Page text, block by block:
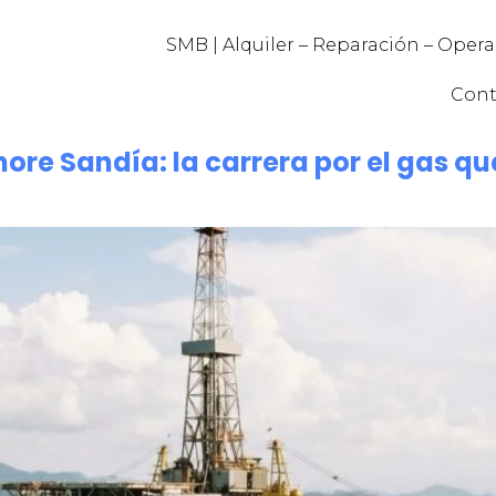
SMB | Alquiler – Reparación –
Sandía: la carrera por el gas